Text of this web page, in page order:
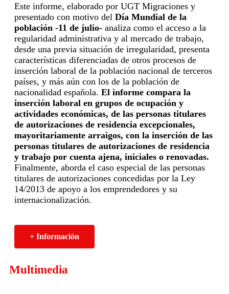
Este informe, elaborado por UGT Migraciones y
presentado con motivo del Día Mundial de la
población -11 de julio- analiza como el acceso a la
regularidad administrativa y al mercado de trabajo,
desde una previa situación de irregularidad, presenta
características diferenciadas de otros procesos de
inserción laboral de la población nacional de terceros
países, y más aún con los de la población de
nacionalidad española. El informe compara la
inserción laboral en grupos de ocupación y
actividades económicas, de las personas titulares
de autorizaciones de residencia excepcionales,
mayoritariamente arraigos, con la inserción de las
personas titulares de autorizaciones de residencia
y trabajo por cuenta ajena, iniciales o renovadas.
Finalmente, aborda el caso especial de las personas
titulares de autorizaciones concedidas por la Ley
14/2013 de apoyo a los emprendedores y su
internacionalización.
+ Información
Multimedia